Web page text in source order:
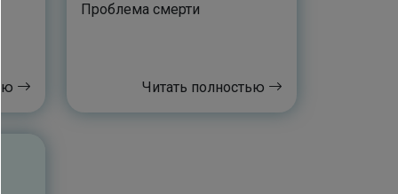
Проблема смерти
Читать полностью